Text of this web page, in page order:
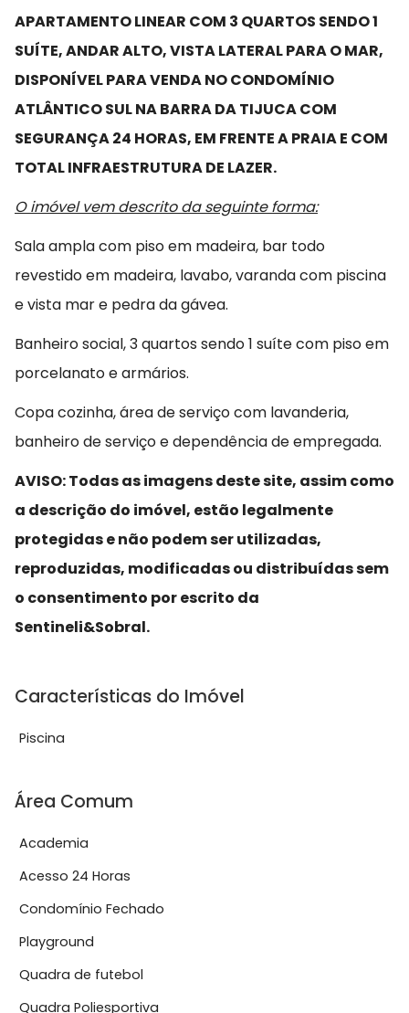
APARTAMENTO LINEAR COM 3 QUARTOS SENDO 1
SUÍTE, ANDAR ALTO, VISTA LATERAL PARA O MAR,
DISPONÍVEL PARA VENDA NO CONDOMÍNIO
ATLÂNTICO SUL NA BARRA DA TIJUCA COM
SEGURANÇA 24 HORAS, EM FRENTE A PRAIA E COM
TOTAL INFRAESTRUTURA DE LAZER.
O imóvel vem descrito da seguinte forma:
Sala ampla com piso em madeira, bar todo
revestido em madeira, lavabo, varanda com piscina
e vista mar e pedra da gávea.
Banheiro social, 3 quartos sendo 1 suíte com piso em
porcelanato e armários.
Copa cozinha, área de serviço com lavanderia,
banheiro de serviço e dependência de empregada.
AVISO: Todas as imagens deste site, assim como
a descrição do imóvel, estão legalmente
protegidas e não podem ser utilizadas,
reproduzidas, modificadas ou distribuídas sem
o consentimento por escrito da
Sentineli&Sobral.
Características do Imóvel
Piscina
Área Comum
Academia
Acesso 24 Horas
Condomínio Fechado
Playground
Quadra de futebol
Quadra Poliesportiva